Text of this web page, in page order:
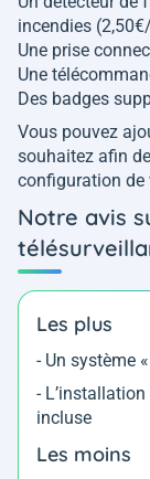
incendies
Une prise
Une
Des badges
Vous pouvez
souhaitez afin
configuration de
Notre avis
Les plus
- Un système
-
incluse
Les moins